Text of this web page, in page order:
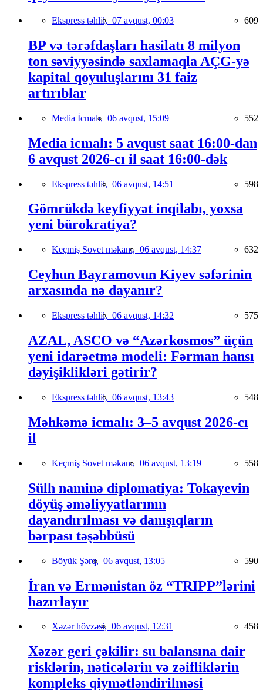
Ekspress təhlil, 07 avqust, 00:03 609
BP və tərəfdaşları hasilatı 8 milyon
ton səviyyəsində saxlamaqla AÇG-yə
kapital qoyuluşlarını 31 faiz
artırıblar
Media İcmalı, 06 avqust, 15:09 552
Media icmalı: 5 avqust saat 16:00-dan
6 avqust 2026-cı il saat 16:00-dək
Ekspress təhlil, 06 avqust, 14:51 598
Gömrükdə keyfiyyət inqilabı, yoxsa
yeni bürokratiya?
Keçmiş Sovet məkanı, 06 avqust, 14:37 632
Ceyhun Bayramovun Kiyev səfərinin
arxasında nə dayanır?
Ekspress təhlil, 06 avqust, 14:32 575
AZAL, ASCO və “Azərkosmos” üçün
yeni idarəetmə modeli: Fərman hansı
dəyişiklikləri gətirir?
Ekspress təhlil, 06 avqust, 13:43 548
Məhkəmə icmalı: 3–5 avqust 2026-cı
il
Keçmiş Sovet məkanı, 06 avqust, 13:19 558
Sülh naminə diplomatiya: Tokayevin
döyüş əməliyyatlarının
dayandırılması və danışıqların
bərpası təşəbbüsü
Böyük Şərq, 06 avqust, 13:05 590
İran və Ermənistan öz “TRIPP”lərini
hazırlayır
Xəzər hövzəsi, 06 avqust, 12:31 458
Xəzər geri çəkilir: su balansına dair
risklərin, nəticələrin və zəifliklərin
kompleks qiymətləndirilməsi